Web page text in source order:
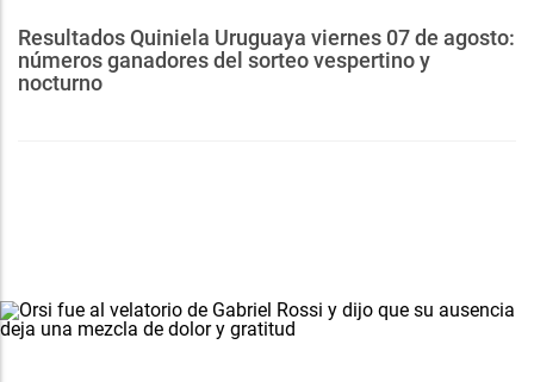
Resultados Quiniela Uruguaya viernes 07 de agosto:
números ganadores del sorteo vespertino y
nocturno